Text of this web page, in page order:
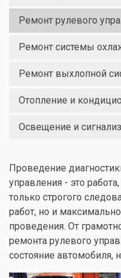
Ремонт рулевого
Ремонт системы
Ремонт выхлопной
Отопление и
Освещение и
Проведение
управления - это
только строгого
работ, но и
проведения. От
ремонта рулевого
состояние автомобиля,